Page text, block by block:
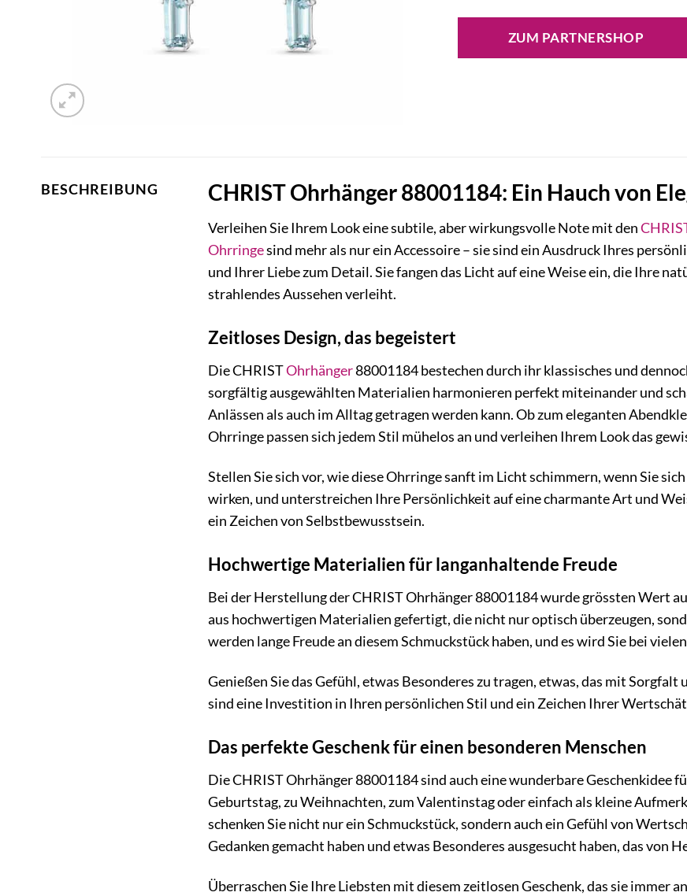
ZUM PARTNERSHOP
BESCHREIBUNG CHRIST Ohrhänger 88001184: Ein Hauch von
Verleihen Sie Ihrem Look eine subtile, aber wirkungsvolle Note mit den
Ohrringesind mehr als nur ein Accessoire – sie sind ein Ausdruck Ihres
und Ihrer Liebe zum Detail. Sie fangen das Licht auf eine Weise ein, die Ihre
strahlendes Aussehen verleiht.
Zeitloses Design, das begeistert
Die CHRISTOhrhänger88001184 bestechen durch ihr klassisches und
sorgfältig ausgewählten Materialien harmonieren perfekt miteinander und
Anlässen als auch im Alltag getragen werden kann. Ob zum eleganten
Ohrringe passen sich jedem Stil mühelos an und verleihen Ihrem Look das
Stellen Sie sich vor, wie diese Ohrringe sanft im Licht schimmern, wenn Sie
wirken, und unterstreichen Ihre Persönlichkeit auf eine charmante Art und
ein Zeichen von Selbstbewusstsein.
Hochwertige Materialien für langanhaltende Freude
Bei der Herstellung der CHRIST Ohrhänger 88001184 wurde grössten Wert
aus hochwertigen Materialien gefertigt, die nicht nur optisch überzeugen,
werden lange Freude an diesem Schmuckstück haben, und es wird Sie bei
Genießen Sie das Gefühl, etwas Besonderes zu tragen, etwas, das mit
sind eine Investition in Ihren persönlichen Stil und ein Zeichen Ihrer
Das perfekte Geschenk für einen besonderen Menschen
Die CHRIST Ohrhänger 88001184 sind auch eine wunderbare Geschenkidee
Geburtstag, zu Weihnachten, zum Valentinstag oder einfach als kleine
schenken Sie nicht nur ein Schmuckstück, sondern auch ein Gefühl von
Gedanken gemacht haben und etwas Besonderes ausgesucht haben, das von
Überraschen Sie Ihre Liebsten mit diesem zeitlosen Geschenk, das sie immer